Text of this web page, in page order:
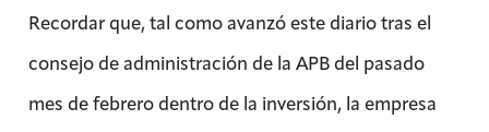
Recordar que, tal como avanzó este diario tras el
consejo de administración de la APB del pasado
mes de febrero dentro de la inversión, la empresa